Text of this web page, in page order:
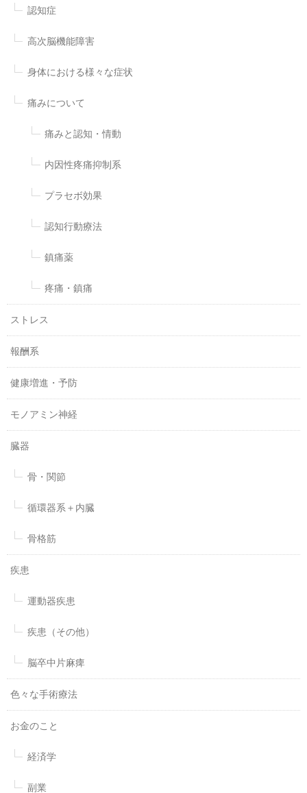
認知症
高次脳機能障害
身体における様々な症状
痛みについて
痛みと認知・情動
内因性疼痛抑制系
プラセボ効果
認知行動療法
鎮痛薬
疼痛・鎮痛
ストレス
報酬系
健康増進・予防
モノアミン神経
臓器
骨・関節
循環器系＋内臓
骨格筋
疾患
運動器疾患
疾患（その他）
脳卒中片麻痺
色々な手術療法
お金のこと
経済学
副業